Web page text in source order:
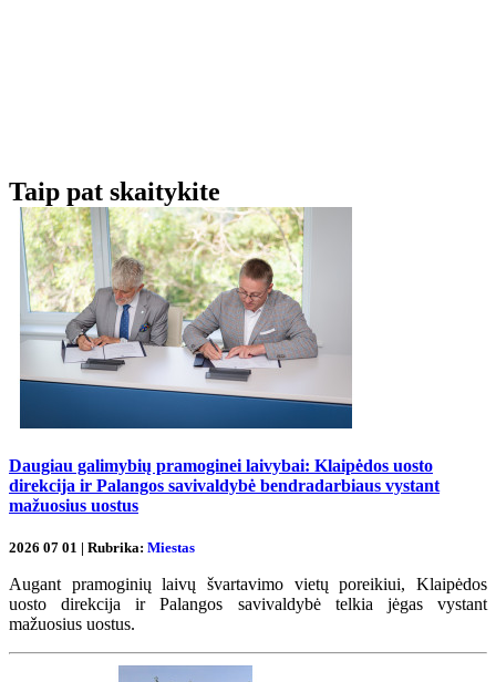
Taip pat skaitykite
Daugiau galimybių pramoginei laivybai: Klaipėdos uosto
direkcija ir Palangos savivaldybė bendradarbiaus vystant
mažuosius uostus
2026 07 01 | Rubrika: Miestas
Augant pramoginių laivų švartavimo vietų poreikiui, Klaipėdos
uosto direkcija ir Palangos savivaldybė telkia jėgas vystant
mažuosius uostus.